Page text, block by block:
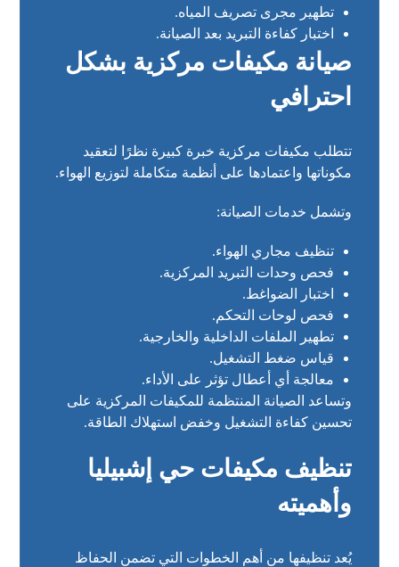
تطهير مجرى تصريف المياه.
اختبار كفاءة التبريد بعد الصيانة.
صيانة مكيفات مركزية بشكل
احترافي
تتطلب مكيفات مركزية خبرة كبيرة نظرًا لتعقيد
مكوناتها واعتمادها على أنظمة متكاملة لتوزيع الهواء.
وتشمل خدمات الصيانة:
تنظيف مجاري الهواء.
فحص وحدات التبريد المركزية.
اختبار الضواغط.
فحص لوحات التحكم.
تطهير الملفات الداخلية والخارجية.
قياس ضغط التشغيل.
معالجة أي أعطال تؤثر على الأداء.
وتساعد الصيانة المنتظمة للمكيفات المركزية على
تحسين كفاءة التشغيل وخفض استهلاك الطاقة.
تنظيف مكيفات حي إشبيليا
وأهميته
يُعد تنظيفها من أهم الخطوات التي تضمن الحفاظ